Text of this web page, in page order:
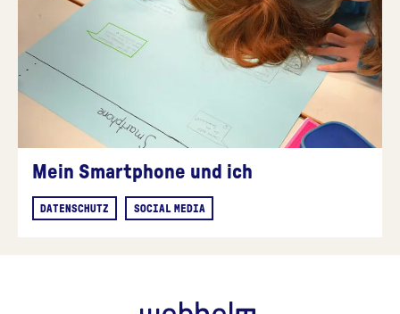
Mein Smartphone und ich
DATENSCHUTZ SOCIAL MEDIA